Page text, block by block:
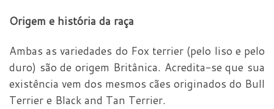
Origem e história da raça
Ambas as variedades do Fox terrier (pelo liso e pelo
duro) são de origem Britânica. Acredita-se que sua
existência vem dos mesmos cães originados do Bull
Terrier e Black and Tan Terrier.